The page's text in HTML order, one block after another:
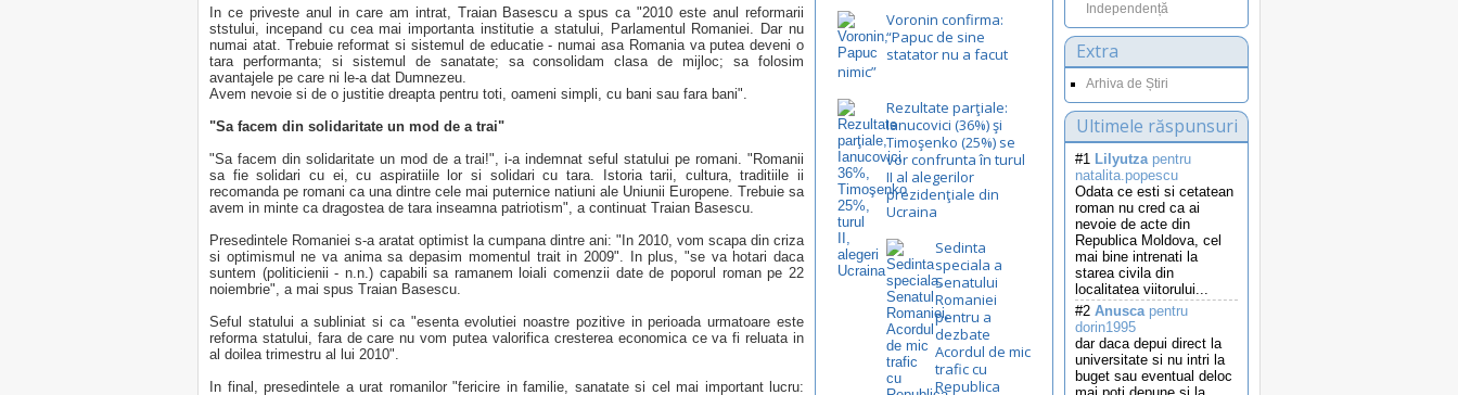
In ce priveste anul in care am intrat, Traian Basescu a spus ca "2010 este anul reformarii
ststului, incepand cu cea mai importanta institutie a statului, Parlamentul Romaniei. Dar nu
numai atat. Trebuie reformat si sistemul de educatie - numai asa Romania va putea deveni o
tara performanta; si sistemul de sanatate; sa consolidam clasa de mijloc; sa folosim
avantajele pe care ni le-a dat Dumnezeu.
Avem nevoie si de o justitie dreapta pentru toti, oameni simpli, cu bani sau fara bani".
"Sa facem din solidaritate un mod de a trai"
"Sa facem din solidaritate un mod de a trai!", i-a indemnat seful statului pe romani. "Romanii
sa fie solidari cu ei, cu aspiratiile lor si solidari cu tara. Istoria tarii, cultura, traditiile ii
recomanda pe romani ca una dintre cele mai puternice natiuni ale Uniunii Europene. Trebuie sa
avem in minte ca dragostea de tara inseamna patriotism", a continuat Traian Basescu.
Presedintele Romaniei s-a aratat optimist la cumpana dintre ani: "In 2010, vom scapa din criza
si optimismul ne va anima sa depasim momentul trait in 2009". In plus, "se va hotari daca
suntem (politicienii - n.n.) capabili sa ramanem loiali comenzii date de poporul roman pe 22
noiembrie", a mai spus Traian Basescu.
Seful statului a subliniat si ca "esenta evolutiei noastre pozitive in perioada urmatoare este
reforma statului, fara de care nu vom putea valorifica cresterea economica ce va fi reluata in
al doilea trimestru al lui 2010".
In final, presedintele a urat romanilor "fericire in familie, sanatate si cel mai important lucru:
Independență
Extra
Arhiva de Știri
Ultimele răspunsuri
#1 Lilyutzapentru
natalita.popescu
Odata ce esti si cetatean
roman nu cred ca ai
nevoie de acte din
Republica Moldova, cel
mai bine intrenati la
starea civila din
localitatea viitorului...
#2 Anuscapentru
dorin1995
dar daca depui direct la
universitate si nu intri la
buget sau eventual deloc
Voronin confirma:
“Papuc de sine
statator nu a facut
nimic”
Rezultate parţiale:
Ianucovici (36%) şi
Timoşenko (25%) se
vor confrunta în turul
II al alegerilor
prezidenţiale din
Ucraina
Sedinta
speciala a
Senatului
Romaniei
pentru a
dezbate
Acordul de mic
trafic cu
Republica